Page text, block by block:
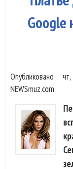
Google
Опубликовано
NEWSmuz.com